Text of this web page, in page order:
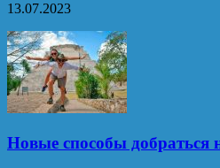
13.07.2023
Новые способы добраться